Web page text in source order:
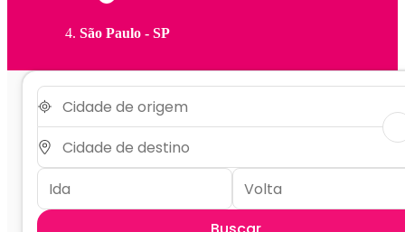
São Paulo - SP